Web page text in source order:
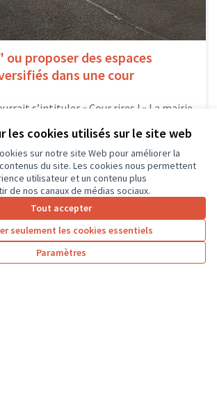
les cookies utilisés sur le site web
sur notre site Web pour améliorer la
du site. Les cookies nous permettent
utilisateur et un contenu plus
de nos canaux de médias sociaux.
Tout accepter
seulement les cookies essentiels
Paramètres
proposer des espaces
dans une cour
s’intituler « Cour rires ! » La mairie
et cadre de vie Ballan-Miré
Résultats par page : 25
1 2 3 4 5 6 7